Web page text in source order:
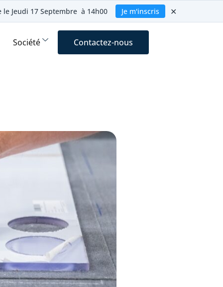
Jeudi 17 Septembre à 14h00 Je m'inscris ✕
Société Contactez-nous